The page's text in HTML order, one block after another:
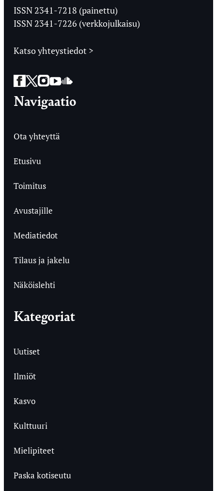
Ylioppilaslehti
ISSN 2341-7218 (painettu)
ISSN 2341-7226 (verkkojulkaisu)
Katso yhteystiedot >
Facebook
Twitter
Instagram
YouTube
SoundCloud
Navigaatio
Ota yhteyttä
Etusivu
Toimitus
Avustajille
Mediatiedot
Tilaus ja jakelu
Näköislehti
Kategoriat
Uutiset
Ilmiöt
Kasvo
Kulttuuri
Mielipiteet
Paska kotiseutu